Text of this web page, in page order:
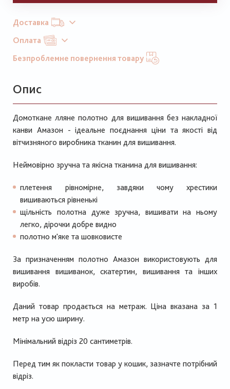
Доставка
Оплата
Безпроблемне повернення товару
Опис
Домоткане лляне полотно для вишивання без накладної
канви Амазон - ідеальне поєднання ціни та якості від
вітчизняного виробника тканин для вишивання.
Неймовірно зручна та якісна тканина для вишивання:
плетення рівномірне, завдяки чому хрестики
вишиваються рівненькі
щільність полотна дуже зручна, вишивати на ньому
легко, дірочки добре видно
полотно м'яке та шовковисте
За призначенням полотно Амазон використовують для
вишивання вишиванок, скатертин, вишивання та інших
виробів.
Даний товар продається на метраж. Ціна вказана за 1
метр на усю ширину.
Мінімальний відріз 20 сантиметрів.
Перед тим як покласти товар у кошик, зазначте потрібний
відріз.